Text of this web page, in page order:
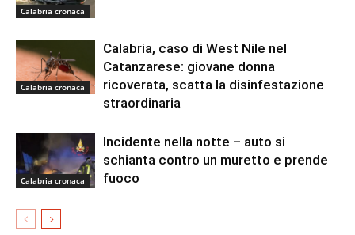
Calabria cronaca
Calabria cronaca
Calabria, caso di West Nile nel
Catanzarese: giovane donna
ricoverata, scatta la disinfestazione
straordinaria
Calabria cronaca
Incidente nella notte – auto si
schianta contro un muretto e prende
fuoco